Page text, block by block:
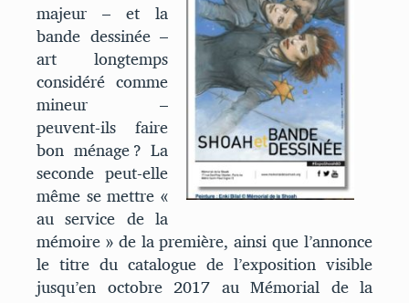
majeur – et la
bande dessinée –
art longtemps
considéré comme
mineur –
peuvent-ils faire
bon ménage ? La
seconde peut-elle
même se mettre «
au service de la
mémoire » de la première, ainsi que l’annonce
le titre du catalogue de l’exposition visible
jusqu’en octobre 2017 au Mémorial de la